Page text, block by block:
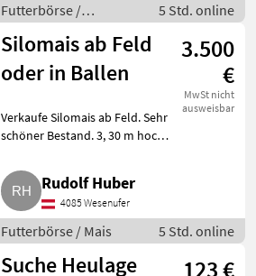
Futterbörse /
Silageballen
5 Std. online
Silomais ab Feld
oder in Ballen
3.500
€
MwSt nicht
ausweisbar
Verkaufe Silomais ab Feld. Sehr
schöner Bestand. 3, 30 m hoch.
reserviert, 2 ha noch
vorhanden, Preis pro ha.
Futterbörse Mais
Rudolf Huber
4085 Wesenufer
Futterbörse / Mais 5 Std. online
Suche Heulage
123 €